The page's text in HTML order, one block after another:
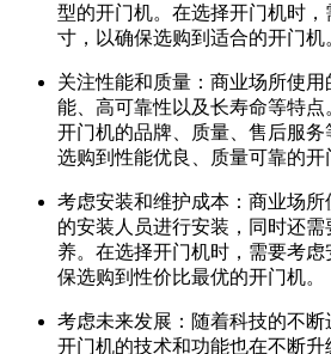
型的开门机。在选择开门机时，
寸，以确保选购到适合的开门机
关注性能和质量：商业场所使
能、高可靠性以及长寿命等特
开门机的品牌、质量、售后服
选购到性能优良、质量可靠的开
考虑安装和维护成本：商业场
的安装人员进行安装，同时还
养。在选择开门机时，需要考
保选购到性价比最优的开门机。
考虑未来发展：随着科技的不
开门机的技术和功能也在不断